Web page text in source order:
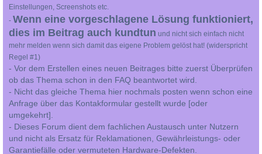
Einstellungen, Screenshots etc.
- Wenn eine vorgeschlagene Lösung funktioniert,
dies im Beitrag auch kundtun und nicht sich einfach nicht
mehr melden wenn sich damit das eigene Problem gelöst hat! (widerspricht
Regel #1)
- Vor dem Erstellen eines neuen Beitrages bitte zuerst Überprüfen
ob das Thema schon in den FAQ beantwortet wird.
- Nicht das gleiche Thema hier nochmals posten wenn schon eine
Anfrage über das Kontakformular gestellt wurde [oder
umgekehrt].
- Dieses Forum dient dem fachlichen Austausch unter Nutzern
und nicht als Ersatz für Reklamationen, Gewährleistungs- oder
Garantiefälle oder vermuteten Hardware-Defekten.